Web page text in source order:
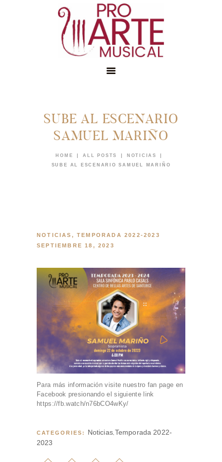
SUBE AL ESCENARIO
SAMUEL MARIÑO
HOME ALL POSTS
NOTICIAS
SUBE AL ESCENARIO SAMUEL MARIÑO
INICIO
CONÓCENOS
EDUCACIÓN
BOLETOS
ENGLISH
NOTICIAS ,TEMPORADA 2022-2023
SEPTIEMBRE 18, 2023
Para más información visite nuestro fan page en
Facebook presionando el siguiente link
https://fb.watch/n76bCO4wKy/
CATEGORIES: Noticias, Temporada 2022-
2023